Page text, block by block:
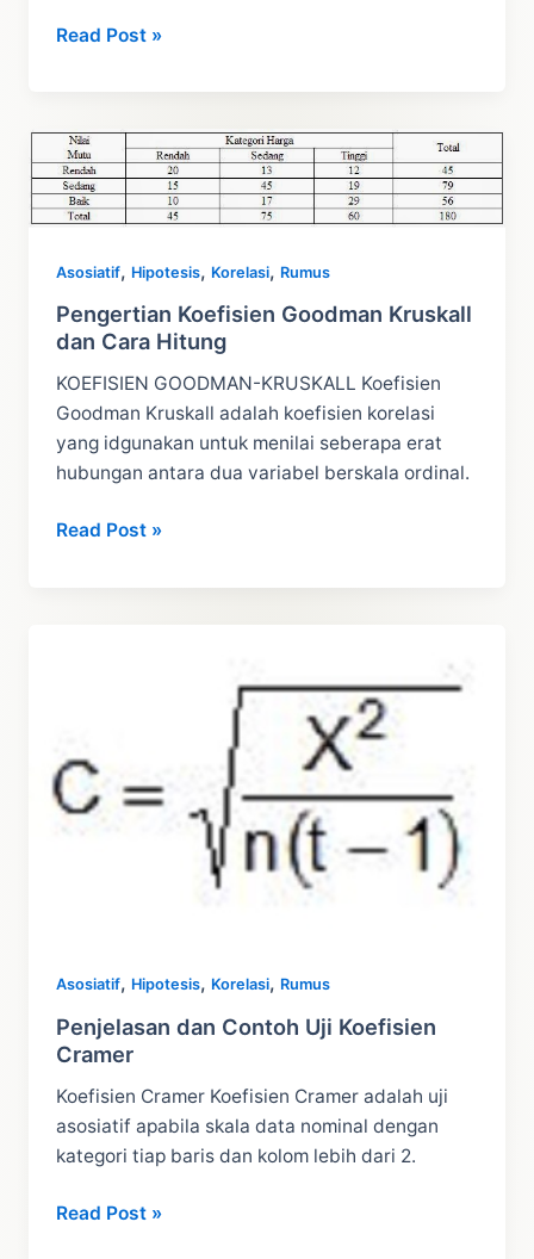
Tutorial
Contoh
Penerapan
Rumus
Eta
Read Post »
Asosiatif, Hipotesis, Korelasi, Rumus
Pengertian Koefisien Goodman Kruskall
dan Cara Hitung
KOEFISIEN GOODMAN-KRUSKALL Koefisien
Goodman Kruskall adalah koefisien korelasi
yang idgunakan untuk menilai seberapa erat
hubungan antara dua variabel berskala ordinal.
Pengertian
Read Post »
Asosiatif, Hipotesis, Korelasi, Rumus
Penjelasan dan Contoh Uji Koefisien
Cramer
Koefisien Cramer Koefisien Cramer adalah uji
asosiatif apabila skala data nominal dengan
kategori tiap baris dan kolom lebih dari 2.
Penjelasan
Read Post »